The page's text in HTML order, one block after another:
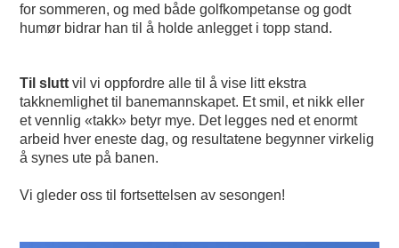
for sommeren, og med både golfkompetanse og godt
humør bidrar han til å holde anlegget i topp stand.
Til slutt vil vi oppfordre alle til å vise litt ekstra
takknemlighet til banemannskapet. Et smil, et nikk eller
et vennlig «takk» betyr mye. Det legges ned et enormt
arbeid hver eneste dag, og resultatene begynner virkelig
å synes ute på banen.
Vi gleder oss til fortsettelsen av sesongen!